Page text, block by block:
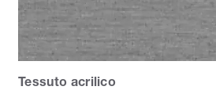
Tessuto acrilico